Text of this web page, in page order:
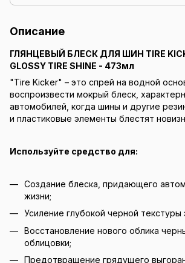
Описание
ГЛЯНЦЕВЫЙ БЛЕСК ДЛЯ ШИН TIRE
GLOSSY TIRE SHINE - 473мл
"Tire Kicker" – это спрей на водной
воспроизвести мокрый блеск,
автомобилей, когда шины и другие
и пластиковые элементы блестят
Используйте средство для:
Создание блеска, придающего
жизни;
Усиление глубокой черной текстуры
Восстановление нового облика
облицовки;
Предотвращение грядущего